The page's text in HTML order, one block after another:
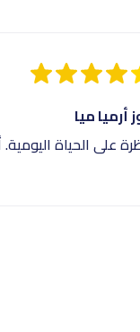
أرميا ميا
على الحياة